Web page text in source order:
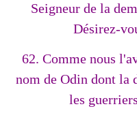
Seigneur de la
Désirez-
62. Comme nous
nom de Odin dont la
les